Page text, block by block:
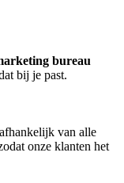
bureau
bij je past.
van alle
onze klanten het